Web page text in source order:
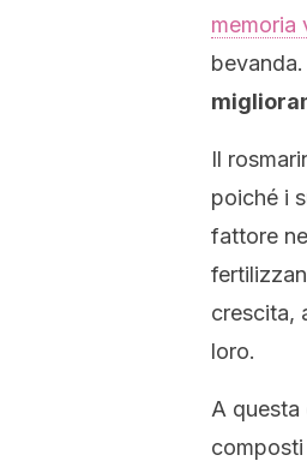
memoria
Il
poiché i
fattore
crescita,
loro.
A questa